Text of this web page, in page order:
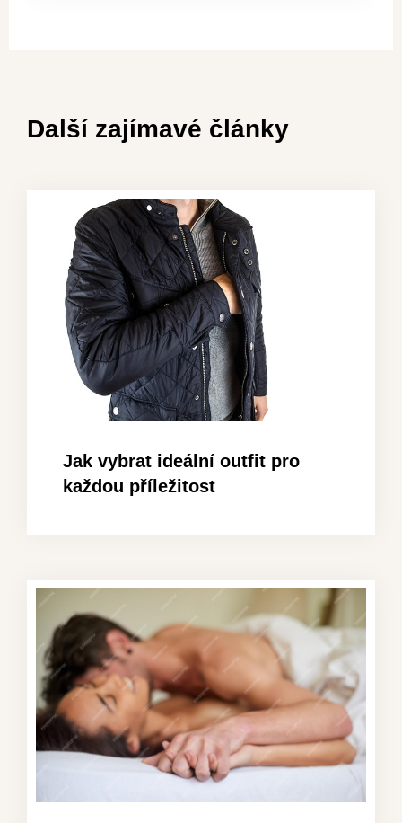
Další zajímavé články
Jak vybrat ideální outfit pro
každou příležitost